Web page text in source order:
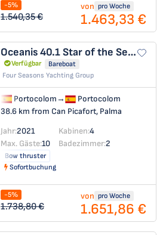
-5%
1.540,35 €
von pro Woche
1.463,33 €
Oceanis 40.1Star of the Seas
Verfügbar
Bareboat
Four Seasons Yachting Group
Portocolom→
Portocolom
38.6 km from Can Picafort, Palma
Jahr:2021 Kabinen:4
Max. Gäste:10 Badezimmer:2
Bow thruster
Sofortbuchung
-5%
1.738,80 €
von pro Woche
1.651,86 €